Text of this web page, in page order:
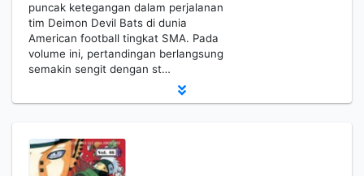
puncak ketegangan dalam perjalanan
tim Deimon Devil Bats di dunia
American football tingkat SMA. Pada
volume ini, pertandingan berlangsung
semakin sengit dengan st…